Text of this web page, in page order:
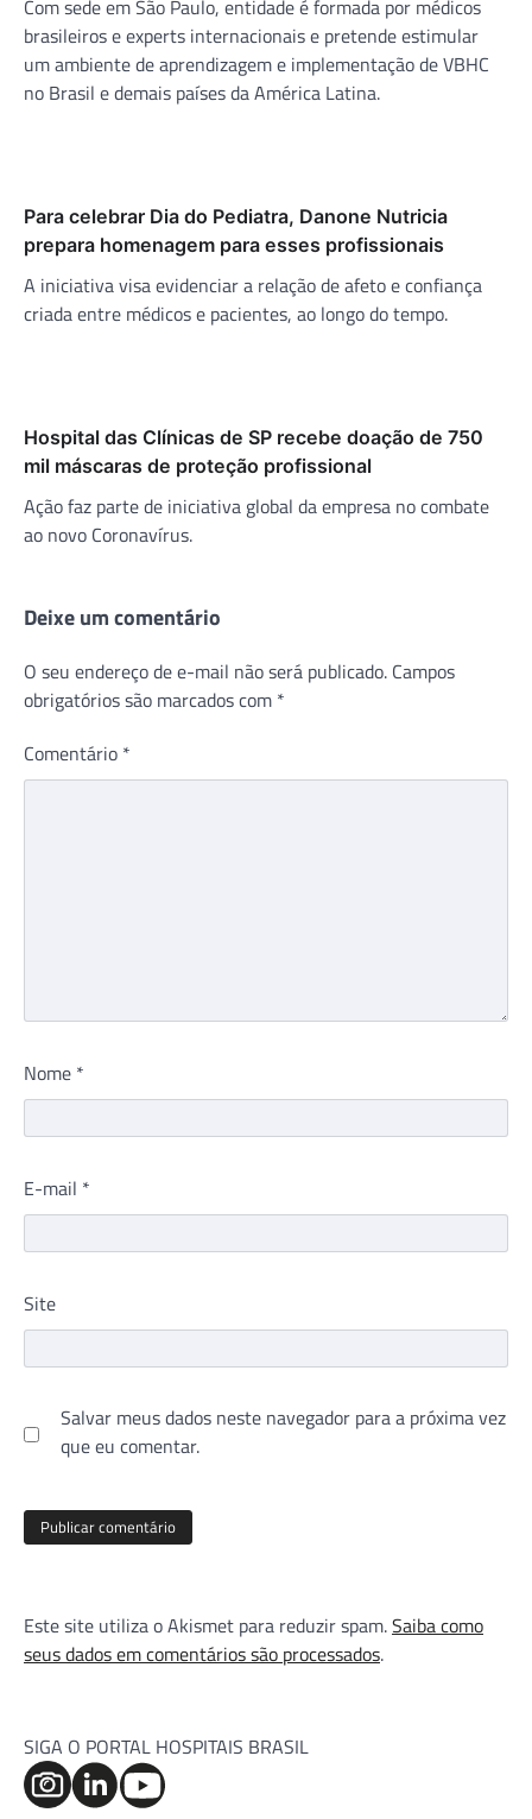
Com sede em São Paulo, entidade é formada por médicos
brasileiros e experts internacionais e pretende estimular
um ambiente de aprendizagem e implementação de VBHC
no Brasil e demais países da América Latina.
Para celebrar Dia do Pediatra, Danone Nutricia
prepara homenagem para esses profissionais
A iniciativa visa evidenciar a relação de afeto e confiança
criada entre médicos e pacientes, ao longo do tempo.
Hospital das Clínicas de SP recebe doação de 750
mil máscaras de proteção profissional
Ação faz parte de iniciativa global da empresa no combate
ao novo Coronavírus.
Deixe um comentário
O seu endereço de e-mail não será publicado. Campos
obrigatórios são marcados com *
Comentário *
Nome *
E-mail *
Site
Salvar meus dados neste navegador para a próxima vez
que eu comentar.
Este site utiliza o Akismet para reduzir spam.Saiba como
seus dados em comentários são processados.
SIGA O PORTAL HOSPITAIS BRASIL